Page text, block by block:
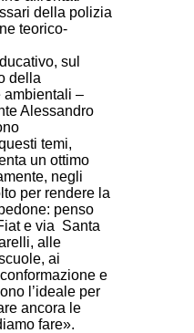
della polizia
teorico-
sul
della
ambientali –
Alessandro
temi,
un ottimo
negli
per rendere la
penso
e via Santa
alle
ai
e
l’ideale per
ancora le
fare».